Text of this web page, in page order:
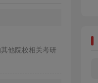
他院校相关考研